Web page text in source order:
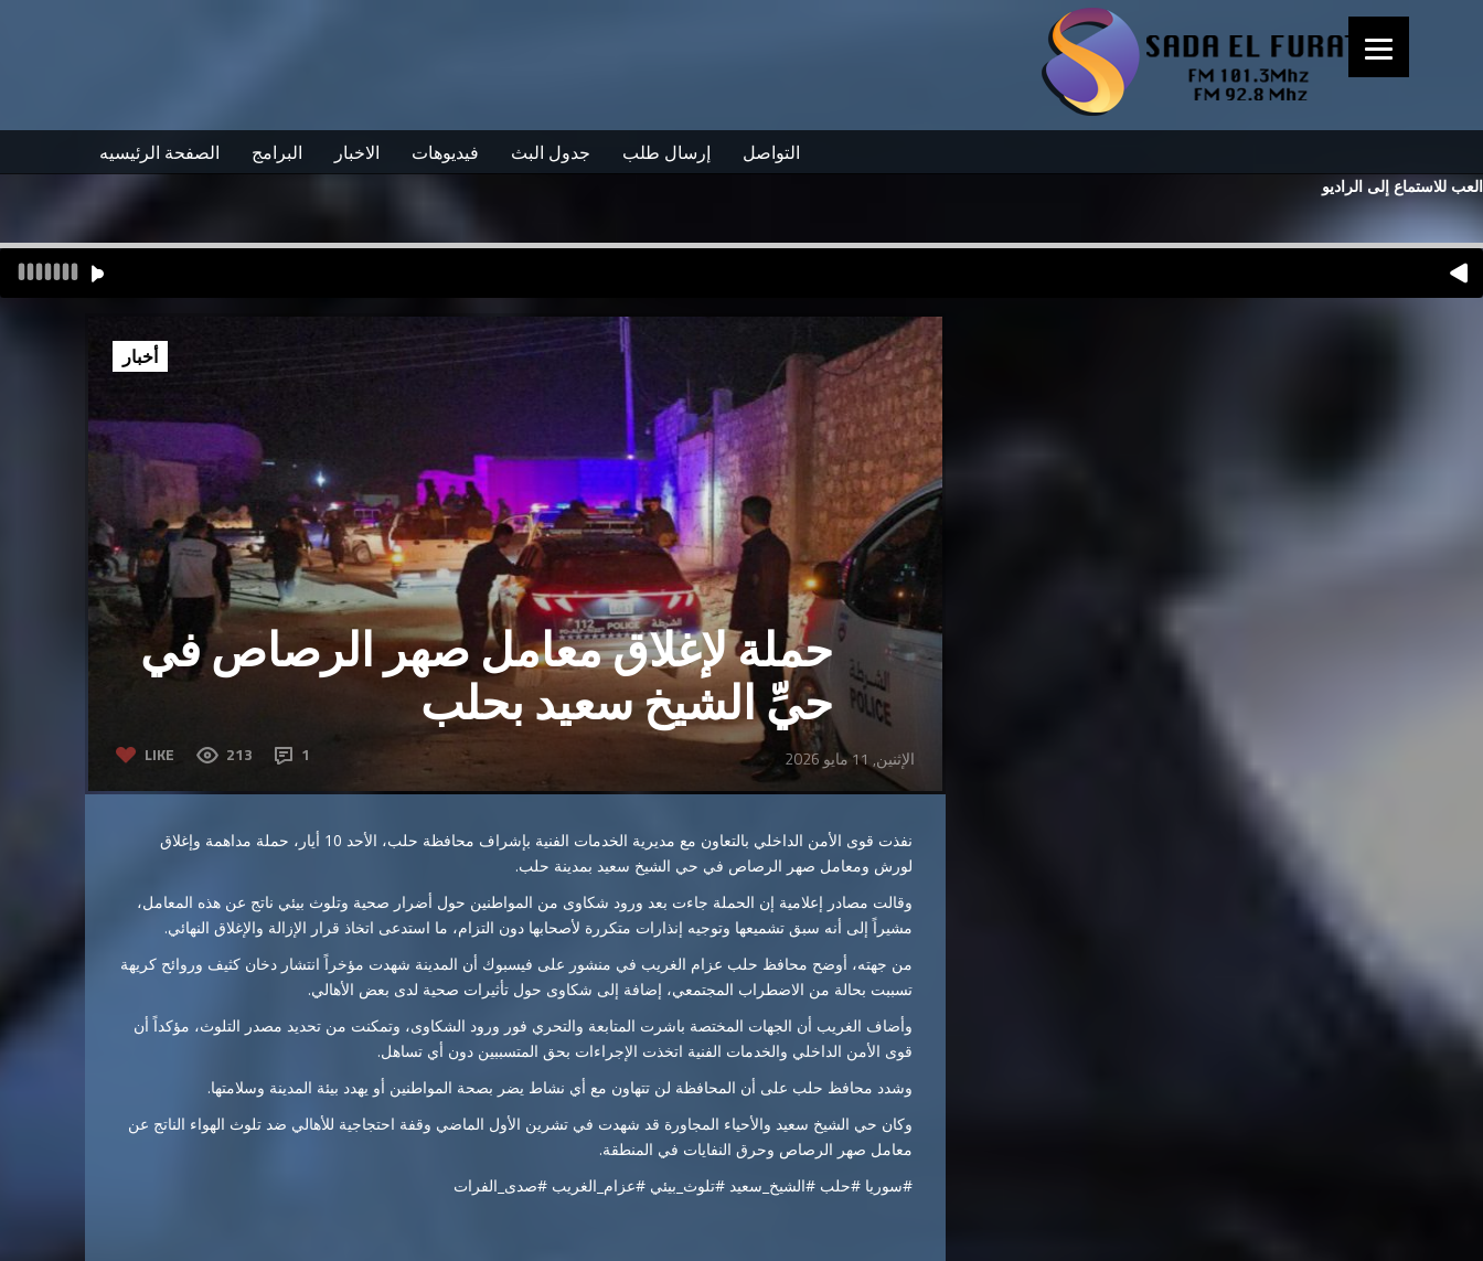
الصفحة الرئيسيه البرامج الاخبار فيديوهات جدول البث إرسال طلب التواصل
العب للاستماع إلى الراديو
حملة لإغلاق معامل صهر الرصاص في
حيِّ الشيخ سعيد بحلب
LIKE 213 1 الإثنين, 11 مايو 2026
أخبار
نفذت قوى الأمن الداخلي بالتعاون مع مديرية الخدمات الفنية بإشراف محافظة حلب، الأحد 10 أيار، حملة مداهمة وإغلاق
لورش ومعامل صهر الرصاص في حي الشيخ سعيد بمدينة حلب.
وقالت مصادر إعلامية إن الحملة جاءت بعد ورود شكاوى من المواطنين حول أضرار صحية وتلوث بيئي ناتج عن هذه المعامل،
مشيراً إلى أنه سبق تشميعها وتوجيه إنذارات متكررة لأصحابها دون التزام، ما استدعى اتخاذ قرار الإزالة والإغلاق النهائي.
من جهته، أوضح محافظ حلب عزام الغريب في منشور على فيسبوك أن المدينة شهدت مؤخراً انتشار دخان كثيف وروائح كريهة
تسببت بحالة من الاضطراب المجتمعي، إضافة إلى شكاوى حول تأثيرات صحية لدى بعض الأهالي.
وأضاف الغريب أن الجهات المختصة باشرت المتابعة والتحري فور ورود الشكاوى، وتمكنت من تحديد مصدر التلوث، مؤكداً أن
قوى الأمن الداخلي والخدمات الفنية اتخذت الإجراءات بحق المتسببين دون أي تساهل.
وشدد محافظ حلب على أن المحافظة لن تتهاون مع أي نشاط يضر بصحة المواطنين أو يهدد بيئة المدينة وسلامتها.
وكان حي الشيخ سعيد والأحياء المجاورة قد شهدت في تشرين الأول الماضي وقفة احتجاجية للأهالي ضد تلوث الهواء الناتج عن
معامل صهر الرصاص وحرق النفايات في المنطقة.
#سوريا #حلب #الشيخ_سعيد #تلوث_بيئي #عزام_الغريب #صدى_الفرات